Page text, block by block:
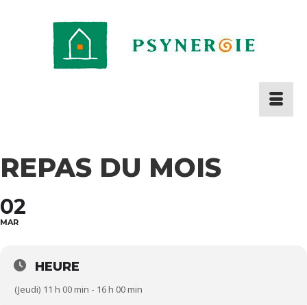
REPAS DU MOIS
02
MAR
HEURE
(Jeudi) 11 h 00 min - 16 h 00 min